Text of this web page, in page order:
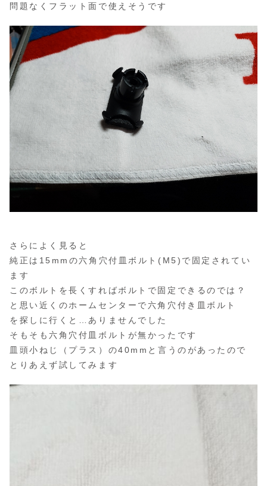
問題なくフラット面で使えそうです
さらによく見ると
純正は15mmの六角穴付皿ボルト(M5)で固定されてい
ます
このボルトを長くすればボルトで固定できるのでは？
と思い近くのホームセンターで六角穴付き皿ボルト
を探しに行くと…ありませんでした
そもそも六角穴付皿ボルトが無かったです
皿頭小ねじ（プラス）の40mmと言うのがあったので
とりあえず試してみます